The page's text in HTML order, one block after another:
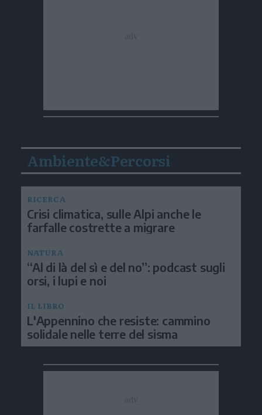
Ambiente&Percorsi
RICERCA
Crisi climatica, sulle Alpi anche le
farfalle costrette a migrare
NATURA
“Al di là del sì e del no”: podcast sugli
orsi, i lupi e noi
IL LIBRO
L'Appennino che resiste: cammino
solidale nelle terre del sisma